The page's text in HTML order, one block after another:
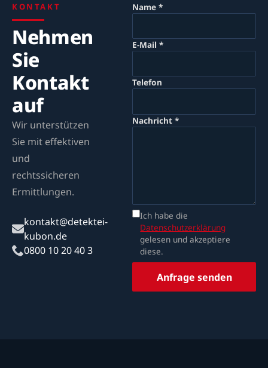
KONTAKT
Nehmen
Sie
Kontakt
auf
Wir unterstützen
Sie mit effektiven
und
rechtssicheren
Ermittlungen.
kontakt@detektei-
kubon.de
0800 10 20 40 3
Name *
E-Mail *
Telefon
Nachricht *
Ich habe die
Datenschutzerklärung
gelesen und akzeptiere
diese.
Anfrage senden